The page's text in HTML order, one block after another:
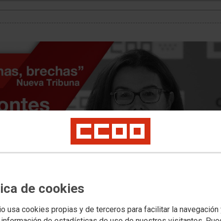
de cookies
usa cookies propias y de terceros para facilitar la navegación